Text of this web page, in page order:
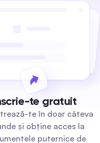
te gratuit
te în doar câteva
și obține acces la
puternice de